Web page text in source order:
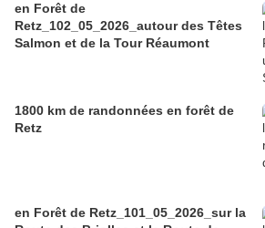
en Forêt de
Retz_102_05_2026_autour des Têtes
Salmon et de la Tour Réaumont
1800 km de randonnées en forêt de
Retz
en Forêt de Retz_101_05_2026_sur la